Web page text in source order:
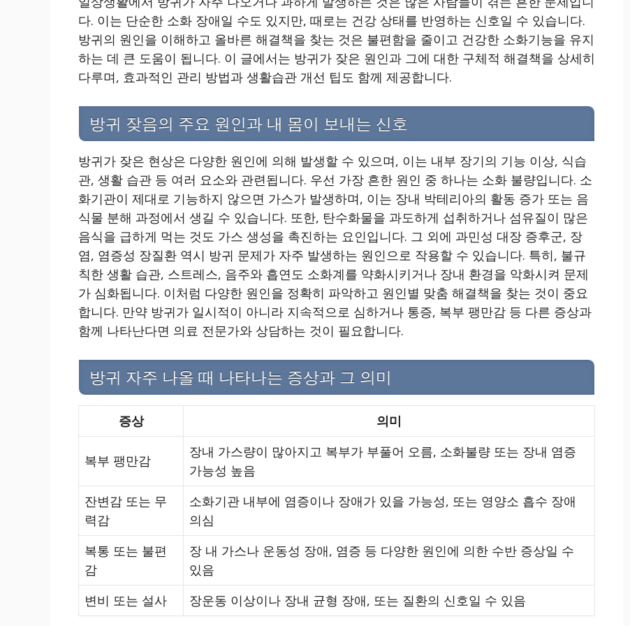
다. 이는 단순한 소화 장애일 수도 있지만, 때로는 건강 상태를 반영하는 신호일 수 있습니다.
방귀의 원인을 이해하고 올바른 해결책을 찾는 것은 불편함을 줄이고 건강한 소화기능을 유지
하는 데 큰 도움이 됩니다. 이 글에서는 방귀가 잦은 원인과 그에 대한 구체적 해결책을 상세히
다루며, 효과적인 관리 방법과 생활습관 개선 팁도 함께 제공합니다.
방귀 잦음의 주요 원인과 내 몸이 보내는 신호
방귀가 잦은 현상은 다양한 원인에 의해 발생할 수 있으며, 이는 내부 장기의 기능 이상, 식습
관, 생활 습관 등 여러 요소와 관련됩니다. 우선 가장 흔한 원인 중 하나는 소화 불량입니다. 소
화기관이 제대로 기능하지 않으면 가스가 발생하며, 이는 장내 박테리아의 활동 증가 또는 음
식물 분해 과정에서 생길 수 있습니다. 또한, 탄수화물을 과도하게 섭취하거나 섬유질이 많은
음식을 급하게 먹는 것도 가스 생성을 촉진하는 요인입니다. 그 외에 과민성 대장 증후군, 장
염, 염증성 장질환 역시 방귀 문제가 자주 발생하는 원인으로 작용할 수 있습니다. 특히, 불규
칙한 생활 습관, 스트레스, 음주와 흡연도 소화계를 약화시키거나 장내 환경을 악화시켜 문제
가 심화됩니다. 이처럼 다양한 원인을 정확히 파악하고 원인별 맞춤 해결책을 찾는 것이 중요
합니다. 만약 방귀가 일시적이 아니라 지속적으로 심하거나 통증, 복부 팽만감 등 다른 증상과
함께 나타난다면 의료 전문가와 상담하는 것이 필요합니다.
방귀 자주 나올 때 나타나는 증상과 그 의미
증상 의미
복부 팽만감
장내 가스량이 많아지고 복부가 부풀어 오름, 소화불량 또는 장내 염증
가능성 높음
잔변감 또는 무
력감
소화기관 내부에 염증이나 장애가 있을 가능성, 또는 영양소 흡수 장애
의심
복통 또는 불편
감
장 내 가스나 운동성 장애, 염증 등 다양한 원인에 의한 수반 증상일 수
있음
변비 또는 설사
장운동 이상이나 장내 균형 장애, 또는 질환의 신호일 수 있음